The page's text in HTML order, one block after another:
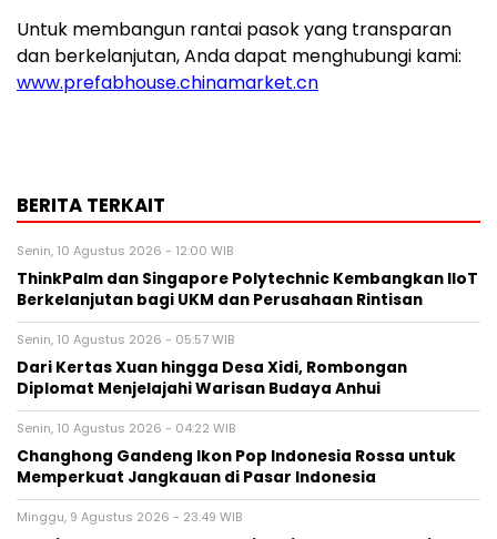
Untuk membangun rantai pasok yang transparan
dan berkelanjutan, Anda dapat menghubungi kami:
www.prefabhouse.chinamarket.cn
BERITA TERKAIT
Senin, 10 Agustus 2026 - 12:00 WIB
ThinkPalm dan Singapore Polytechnic Kembangkan IIoT
Berkelanjutan bagi UKM dan Perusahaan Rintisan
Senin, 10 Agustus 2026 - 05:57 WIB
Dari Kertas Xuan hingga Desa Xidi, Rombongan
Diplomat Menjelajahi Warisan Budaya Anhui
Senin, 10 Agustus 2026 - 04:22 WIB
Changhong Gandeng Ikon Pop Indonesia Rossa untuk
Memperkuat Jangkauan di Pasar Indonesia
Minggu, 9 Agustus 2026 - 23:49 WIB